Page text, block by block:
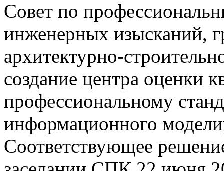
Совет по
инженерных изысканий,
архитектурно-
создание центра оценки
профессиональному
информационного
Соответствующее